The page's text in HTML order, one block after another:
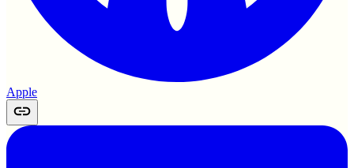
Apple